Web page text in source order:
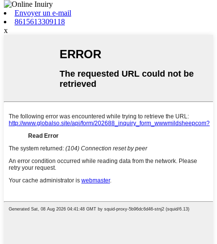
Envoyer un e-mail
8615613309118
x